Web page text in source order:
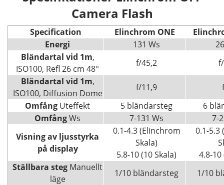
Camera Flash
Specification Elinchrom ONE
Energi
131 Ws
Bländartal vid 1m,
ISO100, Refl 26 cm 48°
f/45,2
Bländartal vid 1m,
ISO100, Diffusion Dome
f/11,9
Omfång Uteffekt 5 bländarsteg
6
OmfångWs 7-131 Ws
7-
Visning av ljusstyrka
på display
0.1-4.3 (Elinchrom
Skala)
5.8-10 (10 Skala)
0.1-5.3
4.8-10
Ställbara steg Manuellt
läge
1/10 bländarsteg
1/10